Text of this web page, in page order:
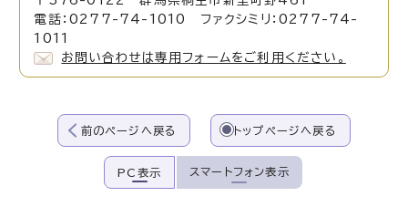
電話：0277-74-1010 ファクシミリ：0277-74-
1011
お問い合わせは専用フォームをご利用ください。
前のページへ戻る トップページへ戻る
PC表示 スマートフォン表示